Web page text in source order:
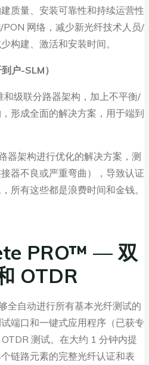
质量、安装可靠性和持续运营性
网络，减少新光纤技术人员/
构建、激活和安装时间。
户-SLM）
级联分路器架构，加上不平衡/
形成全面的解决方案，用于端到
器架构进行优化的解决方案，测
器不良或严重弯曲），导致认证
所有这些都是浪费时间和金钱。
PRO™ — 双
OTDR
全自动进行所有基本光纤测试的
端口和一键式应用程序（已获专
测试。在大约 1 分钟内提
链路元素的完整光纤认证和表